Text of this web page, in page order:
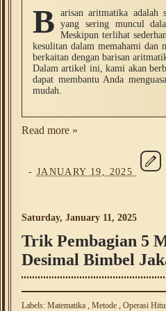
B arisan aritmatika adalah
yang sering muncul
Meskipun terlihat
kesulitan dalam memahami dan
berkaitan dengan barisan
Dalam artikel ini, kami akan
dapat membantu Anda
mudah.
Read more »
- JANUARY 19, 2025
Saturday, January 11, 2025
Trik Pembagian 5
Desimal Bimbel
Labels: Matematika , Metode , Operasi